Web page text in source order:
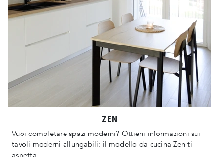
ZEN
Vuoi completare spazi moderni? Ottieni informazioni sui
tavoli moderni allungabili: il modello da cucina Zen ti